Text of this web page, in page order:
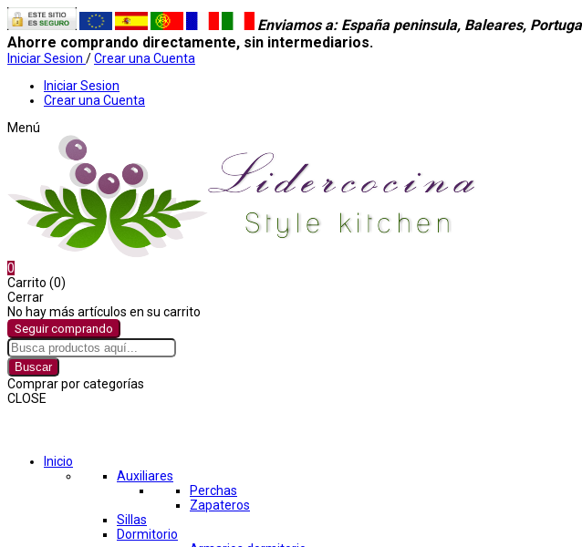
Enviamos a: España peninsula, Baleares,
Ahorre comprando directamente, sin intermediarios.
Iniciar Sesion /Crear una Cuenta
Iniciar Sesion
Crear una Cuenta
Menú
0
Carrito (0)
Cerrar
No hay más artículos en su carrito
Seguir comprando
Buscar
Comprar por categorías
CLOSE
Inicio
Auxiliares
Perchas
Zapateros
Sillas
Dormitorio